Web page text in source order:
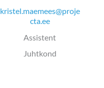
kristel.maemees@proje
cta.ee
Assistent
Juhtkond